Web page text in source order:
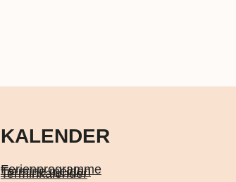
KALENDER
Ferienprogramme
Termine melden
Terminkalender